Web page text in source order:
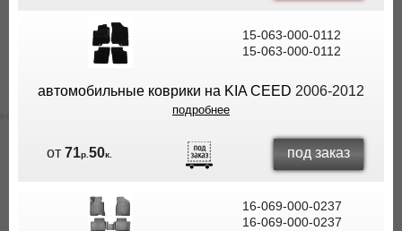
15-063-000-0112
15-063-000-0112
автомобильные коврики на KIA CEED 2006-2012
подробнее
от71р.50к. под заказ
16-069-000-0237
16-069-000-0237